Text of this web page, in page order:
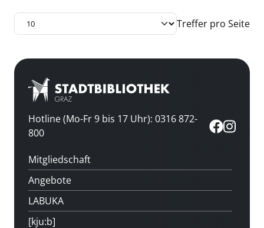
Treffer pro Seite
Hotline (Mo-Fr 9 bis 17 Uhr): 0316 872-
800
Mitgliedschaft
Angebote
LABUKA
[kju:b]